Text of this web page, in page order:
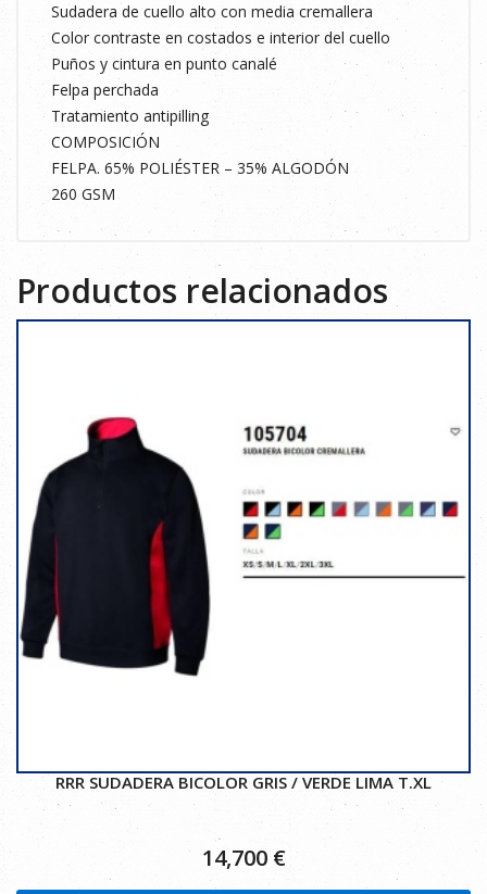
Sudadera de cuello alto con media cremallera
Color contraste en costados e interior del cuello
Puños y cintura en punto canalé
Felpa perchada
Tratamiento antipilling
COMPOSICIÓN
FELPA. 65% POLIÉSTER – 35% ALGODÓN
260 GSM
Productos relacionados
RRR SUDADERA BICOLOR GRIS / VERDE LIMA T.XL
14,700 €